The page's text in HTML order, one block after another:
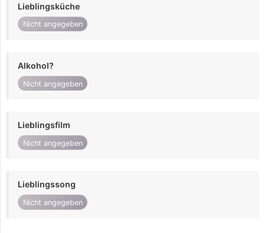
Lieblingsküche
Nicht angegeben
Alkohol?
Nicht angegeben
Lieblingsfilm
Nicht angegeben
Lieblingssong
Nicht angegeben